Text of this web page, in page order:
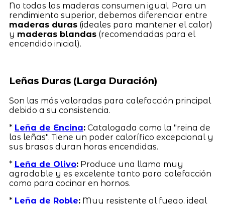
No todas las maderas consumen igual. Para un
rendimiento superior, debemos diferenciar entre
maderas duras(ideales para mantener el calor)
y maderas blandas(recomendadas para el
encendido inicial).
Leñas Duras (Larga Duración)
Son las más valoradas para calefacción principal
debido a su consistencia.
* Leña de Encina:Catalogada como la "reina de
las leñas". Tiene un poder calorífico excepcional y
sus brasas duran horas encendidas.
* Leña de Olivo:Produce una llama muy
agradable y es excelente tanto para calefacción
como para cocinar en hornos.
* Leña de Roble:Muy resistente al fuego, ideal